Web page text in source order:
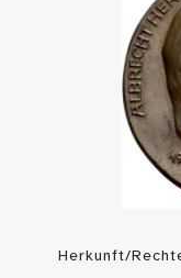
Herkunft/